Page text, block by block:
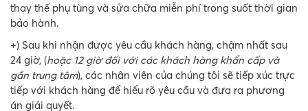
thay thế phụ tùng và sửa chữa miễn phí trong suốt thời gian
bảo hành.
+) Sau khi nhận được yêu cầu khách hàng, chậm nhất sau
24 giờ, (hoặc 12 giờ đối với các khách hàng khẩn cấp và
gần trung tâm), các nhân viên của chúng tôi sẽ tiếp xúc trực
tiếp với khách hàng để hiểu rõ yêu cầu và đưa ra phương
án giải quyết.